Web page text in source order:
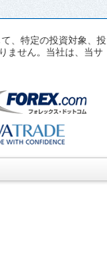
、特定の投資対象、投
ません。当社は、当サ